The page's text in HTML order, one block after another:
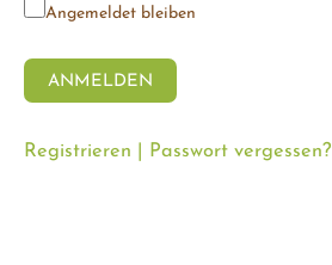
Angemeldet bleiben
Registrieren Passwort vergessen?